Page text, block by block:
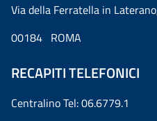
Via della Ferratella in
00184 ROMA
RECAPITI TELEFONICI
Centralino Tel: 06.6779.1